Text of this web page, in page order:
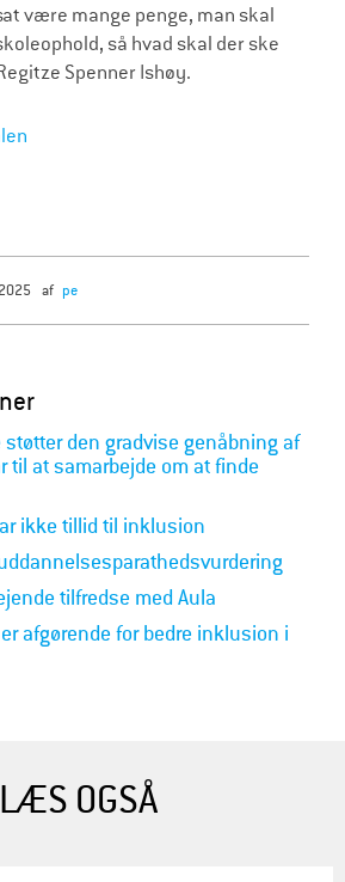
være mange penge, man skal
så hvad skal der ske
Spenner Ishøy.
af pe
den gradvise genåbning af
til at samarbejde om at finde
ikke tillid til inklusion
tilfredse med Aula
afgørende for bedre inklusion i
LÆS OGSÅ